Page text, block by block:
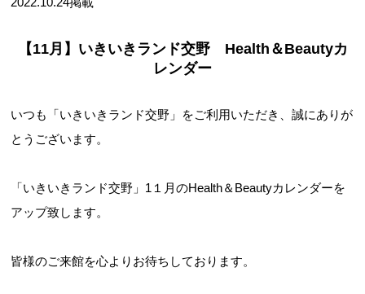
お問合せフォーム
交野市施設予約システム
【11月】いきいきランド交野 Health＆Beautyカ
レンダー
いつも「いきいきランド交野」をご利用いただき、誠にありが
とうございます。
「いきいきランド交野」1１月のHealth＆Beautyカレンダーを
アップ致します。
皆様のご来館を心よりお待ちしております。